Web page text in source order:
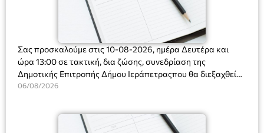
Σας προσκαλούμε στις 10-08-2026, ημέρα Δευτέρα και
ώρα 13:00 σε τακτική, δια ζώσης, συνεδρίαση της
Δημοτικής Επιτροπής Δήμου Ιεράπετραςπου θα διεξαχθεί
στο Δημοτικό Κατάστημα, Δημοκρατίας 31 στην αίθουσα
και λήψη αποφάσεων στα παρακάτω θέματα:
06/08/2026